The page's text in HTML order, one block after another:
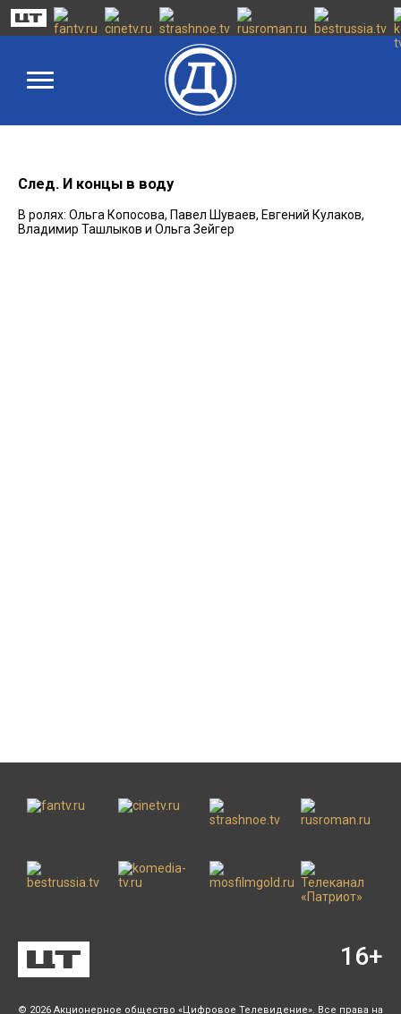
След. И концы в воду
В ролях: Ольга Копосова, Павел Шуваев, Евгений Кулаков,
Владимир Ташлыков и Ольга Зейгер
© 2026 Акционерное общество «Цифровое Телевидение». Все права на
16+